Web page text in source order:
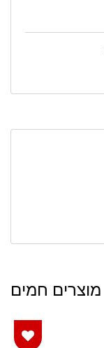
מוצרים חמים